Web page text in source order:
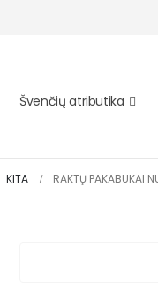
Švenčių atributika
KITA RAKTŲ PAKABUKAI